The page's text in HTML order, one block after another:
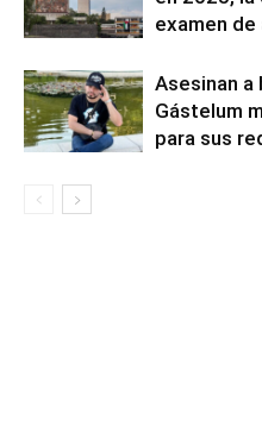
examen
Asesinan a
Gástelum
para sus